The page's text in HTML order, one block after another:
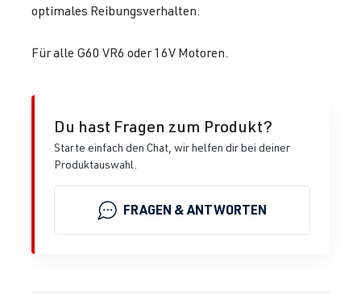
optimales Reibungsverhalten.
Für alle G60 VR6 oder 16V Motoren.
Du hast Fragen zum Produkt?
Starte einfach den Chat, wir helfen dir bei deiner
Produktauswahl.
FRAGEN & ANTWORTEN